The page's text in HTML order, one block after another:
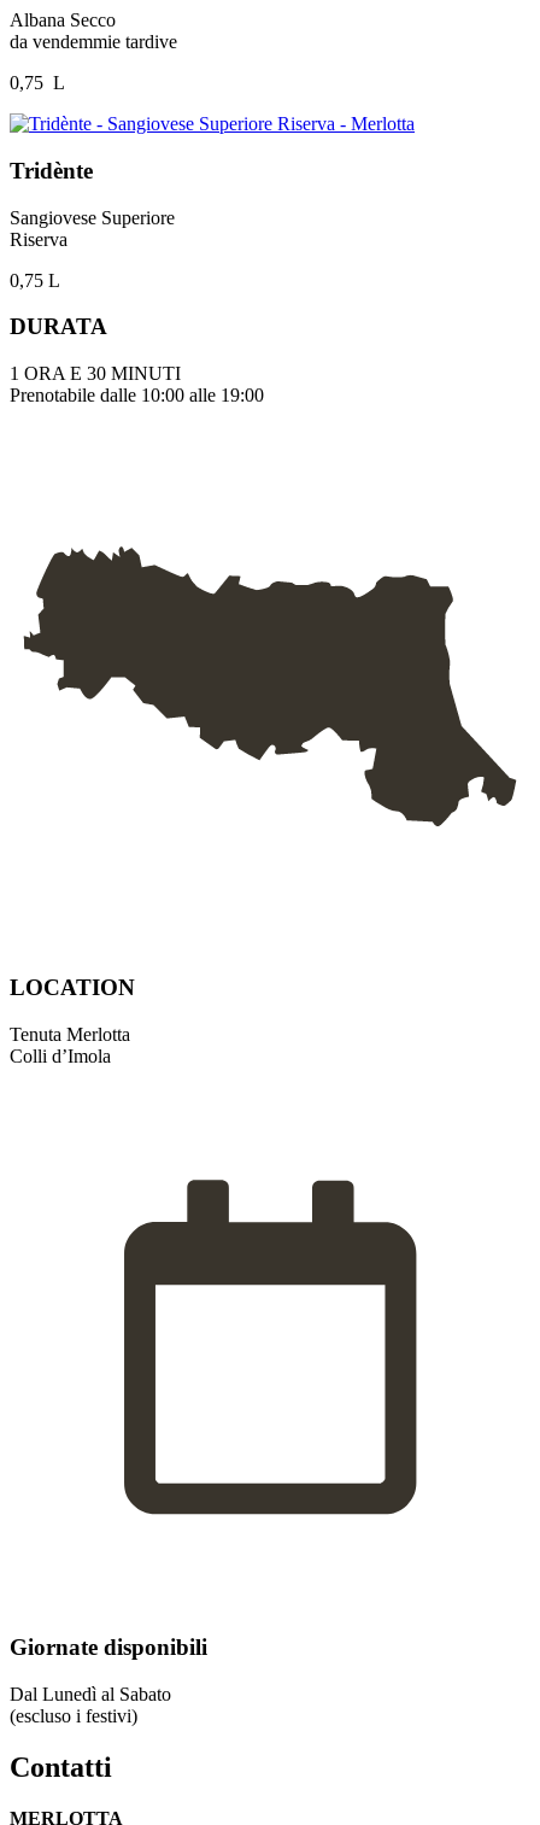
Albana Secco
da vendemmie tardive
0,75 L
Tridènte
Sangiovese Superiore
Riserva
0,75 L
DURATA
1 ORA E 30 MINUTI
Prenotabile dalle 10:00 alle 19:00
LOCATION
Tenuta Merlotta
Colli d’Imola
Giornate disponibili
Dal Lunedì al Sabato
(escluso i festivi)
Contatti
MERLOTTA